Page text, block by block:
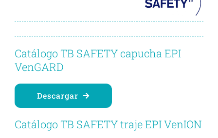
Contacto
Blog
Español
Catálogo TB SAFETY capucha EPI
VenGARD
Descargar
Catálogo TB SAFETY traje EPI VenION